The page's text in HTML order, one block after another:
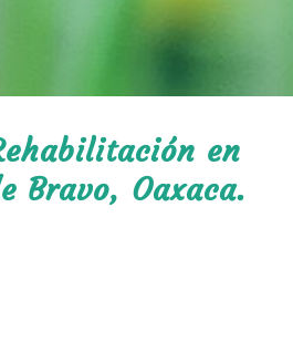
en
Bravo, Oaxaca.